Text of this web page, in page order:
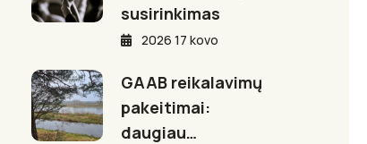
susirinkimas
2026 17 kovo
GAAB reikalavimų
pakeitimai:
daugiau…